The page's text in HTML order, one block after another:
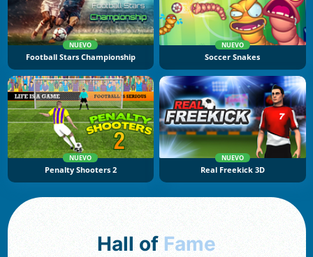
NUEVO
Football Stars Championship
NUEVO
Soccer Snakes
NUEVO
Penalty Shooters 2
NUEVO
Real Freekick 3D
Hall of Fame